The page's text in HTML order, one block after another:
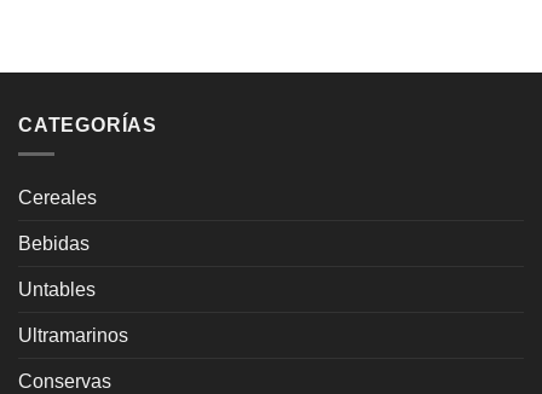
CATEGORÍAS
Cereales
Bebidas
Untables
Ultramarinos
Conservas